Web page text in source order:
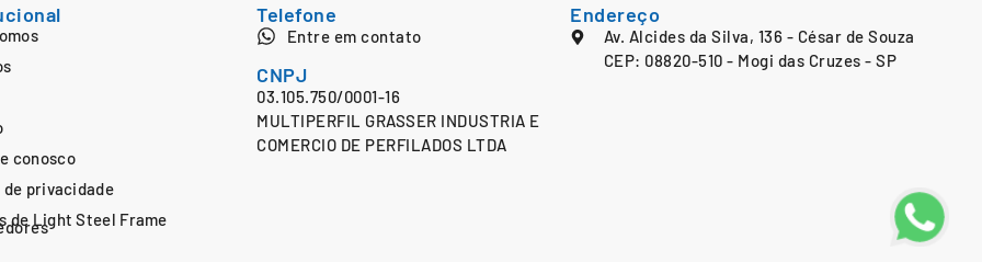
conosco
privacidade
de Light Steel Frame
Telefone
Entre em contato
CNPJ
03.105.750/0001-16
MULTIPERFIL GRASSER INDUSTRIA E
COMERCIO DE PERFILADOS LTDA
Endereço
Av. Alcides da Silva, 136 - César de Souza
CEP: 08820-510 - Mogi das Cruzes - SP